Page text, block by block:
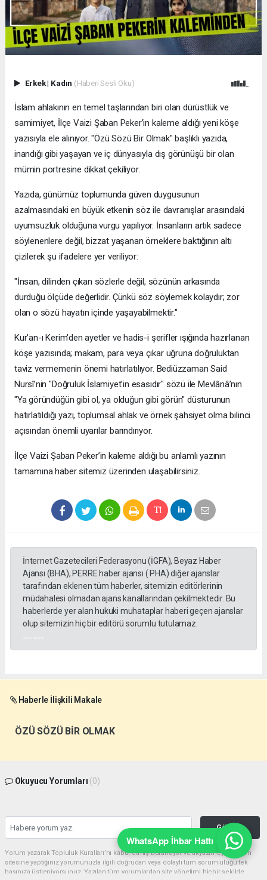
Erkek| Kadın (Haberi Sesli Oku)
İslam ahlakının en temel taşlarından biri olan dürüstlük ve
samimiyet, İlçe Vaizi Şaban Peker’in kaleme aldığı yeni köşe
yazısıyla ele alınıyor. "Özü Sözü Bir Olmak" başlıklı yazıda,
inandığı gibi yaşayan ve iç dünyasıyla dış görünüşü bir olan
mümin portresine dikkat çekiliyor.
​Yazıda, günümüz toplumunda güven duygusunun
azalmasındaki en büyük etkenin söz ile davranışlar arasındaki
uyumsuzluk olduğuna vurgu yapılıyor. İnsanların artık sadece
söylenenlere değil, bizzat yaşanan örneklere baktığının altı
çizilerek şu ifadelere yer veriliyor:
​"İnsan, dilinden çıkan sözlerle değil, sözünün arkasında
durduğu ölçüde değerlidir. Çünkü söz söylemek kolaydır; zor
olan o sözü hayatın içinde yaşayabilmektir."
​Kur'an-ı Kerim'den ayetler ve hadis-i şerifler ışığında hazırlanan
köşe yazısında; makam, para veya çıkar uğruna doğruluktan
taviz vermemenin önemi hatırlatılıyor. Bediüzzaman Said
Nursî’nin "Doğruluk İslamiyet'in esasıdır" sözü ile Mevlânâ’nın
"Ya göründüğün gibi ol, ya olduğun gibi görün" düsturunun
hatırlatıldığı yazı, toplumsal ahlak ve örnek şahsiyet olma bilinci
açısından önemli uyarılar barındırıyor.
​İlçe Vaizi Şaban Peker’in kaleme aldığı bu anlamlı yazının
tamamına haber sitemiz üzerinden ulaşabilirsiniz.
İnternet Gazetecileri Federasyonu (İGFA), Beyaz Haber
Ajansı (BHA), PERRE haber ajansı ( PHA) diğer ajanslar
tarafından eklenen tüm haberler, sitemizin editörlerinin
müdahalesi olmadan ajans kanallarından çekilmektedir. Bu
haberlerde yer alan hukuki muhataplar haberi geçen ajanslar
olup sitemizin hiç bir editörü sorumlu tutulamaz.
Haberle İlişkili Makale
ÖZÜ SÖZÜ BİR OLMAK
Okuyucu Yorumları (0)
Gönder
Yorum yazarak Topluluk Kuralları’nı kabul etmiş bulunuyor ve akyazimeydan.com
sitesine yaptığınız yorumunuzla ilgili doğrudan veya dolaylı tüm sorumluluğu tek
başınıza üstleniyorsunuz. Yazılan tüm yorumlardan site yönetimi hiçbir şekilde
WhatsApp İhbar Hattı